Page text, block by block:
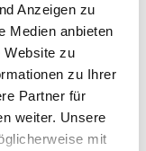
Anzeigen zu
Medien anbieten
Website zu
zu Ihrer
Partner für
weiter. Unsere
mit